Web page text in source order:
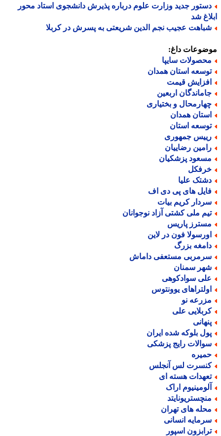
جدید وزارت علوم درباره پذیرش دانشجوی استاد محور
شد
عجیب نجم الدین شریعتی به پسرش در کربلا
داغ:
سایپا
استان همدان
قیمت
اربعین
و بختیاری
همدان
استان
جمهوری
رضاییان
پزشکیان
علیا
های پی دی اف
کریم بیات
ملی کشتی آزاد نوجوانان
پاریس
فون در لاین
بزرگ
مستعفی داماش
سمنان
سوادکوهی
یوونتوس
نو
علی
بلوکه شده ایران
رایج پزشکی
لس آنجلس
هسته ای
اراک
های تهران
انسانی
اسپور